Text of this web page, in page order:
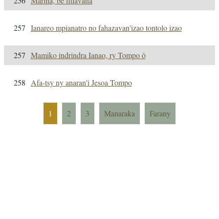
257 Ianareo mpianatro no fahazavan'izao tontolo izao
257 Mamiko indrindra Ianao, ry Tompo ô
258 Afa-tsy ny anaran'i Jesoa Tompo
1 2 3 Manaraka Farany